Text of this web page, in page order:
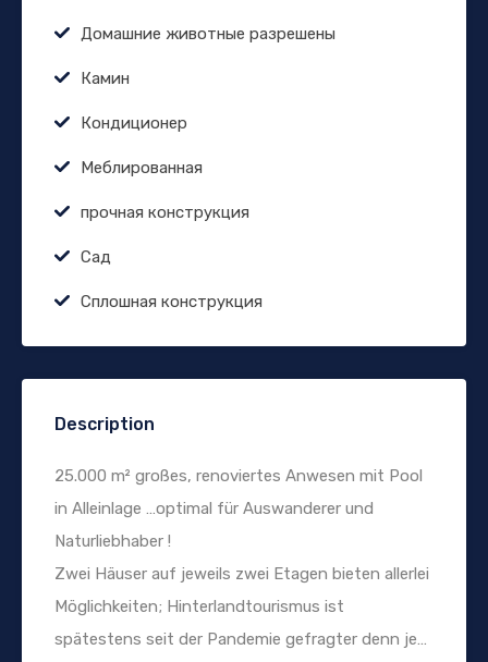
Домашние животные разрешены
Камин
Кондиционер
Меблированная
прочная конструкция
Сад
Сплошная конструкция
Description
25.000 m² großes, renoviertes Anwesen mit Pool
in Alleinlage …optimal für Auswanderer und
Naturliebhaber !
Zwei Häuser auf jeweils zwei Etagen bieten allerlei
Möglichkeiten; Hinterlandtourismus ist
spätestens seit der Pandemie gefragter denn je…